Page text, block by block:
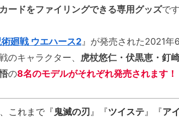
ードをファイリングできる専用グッズです
術廻戦 ウエハース2』が発売された2021年
のキャラクター、
虎杖悠仁・伏黒恵・釘
の8名のモデルがそれぞれ発売されます！
これまで『鬼滅の刃 』『ツイステ』『ア